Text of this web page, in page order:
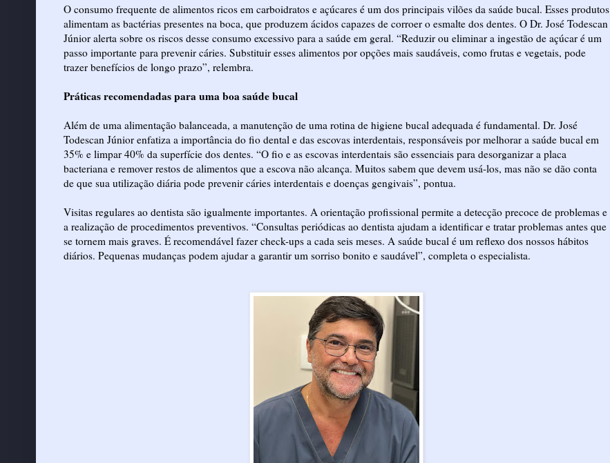
O consumo frequente de alimentos ricos em carboidratos e açúcares é um dos principais vilões da saúde bucal. Esses produtos
alimentam as bactérias presentes na boca, que produzem ácidos capazes de corroer o esmalte dos dentes. O Dr. José Todescan
Júnior alerta sobre os riscos desse consumo excessivo para a saúde em geral. “Reduzir ou eliminar a ingestão de açúcar é um
passo importante para prevenir cáries. Substituir esses alimentos por opções mais saudáveis, como frutas e vegetais, pode
trazer benefícios de longo prazo”, relembra.
Práticas recomendadas para uma boa saúde bucal
Além de uma alimentação balanceada, a manutenção de uma rotina de higiene bucal adequada é fundamental. Dr. José
Todescan Júnior enfatiza a importância do fio dental e das escovas interdentais, responsáveis por melhorar a saúde bucal em
35% e limpar 40% da superfície dos dentes. “O fio e as escovas interdentais são essenciais para desorganizar a placa
bacteriana e remover restos de alimentos que a escova não alcança. Muitos sabem que devem usá-los, mas não se dão conta
de que sua utilização diária pode prevenir cáries interdentais e doenças gengivais”, pontua.
Visitas regulares ao dentista são igualmente importantes. A orientação profissional permite a detecção precoce de problemas e
a realização de procedimentos preventivos. “Consultas periódicas ao dentista ajudam a identificar e tratar problemas antes que
se tornem mais graves. É recomendável fazer check-ups a cada seis meses. A saúde bucal é um reflexo dos nossos hábitos
diários. Pequenas mudanças podem ajudar a garantir um sorriso bonito e saudável”, completa o especialista.